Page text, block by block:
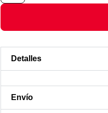
Detalles
Envío